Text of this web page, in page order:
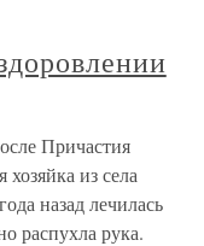
Причастия
из села
назад лечилась
распухла рука.